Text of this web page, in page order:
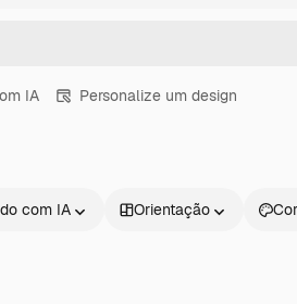
IA Personalize um design
com IA Orientação Cor